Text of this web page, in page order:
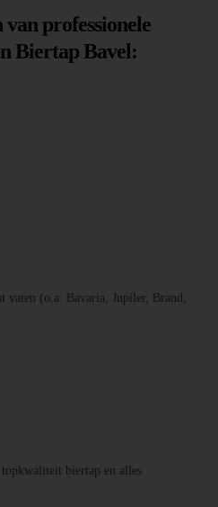
professionele
Biertap Bavel:
(o.a. Bavaria, Jupiler, Brand,
biertap en alles